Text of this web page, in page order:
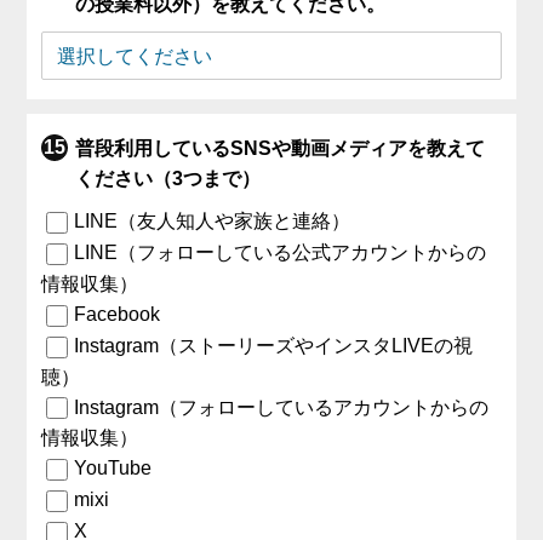
の授業料以外）を教えてください。
普段利用しているSNSや動画メディアを教えて
ください（3つまで）
LINE（友人知人や家族と連絡）
LINE（フォローしている公式アカウントからの
情報収集）
Facebook
Instagram（ストーリーズやインスタLIVEの視
聴）
Instagram（フォローしているアカウントからの
情報収集）
YouTube
mixi
X